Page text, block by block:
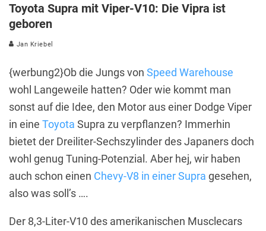
Toyota Supra mit Viper-V10: Die Vipra ist
geboren
Jan Kriebel
{werbung2}Ob die Jungs von Speed Warehouse
wohl Langeweile hatten? Oder wie kommt man
sonst auf die Idee, den Motor aus einer Dodge Viper
in eine Toyota Supra zu verpflanzen? Immerhin
bietet der Dreiliter-Sechszylinder des Japaners doch
wohl genug Tuning-Potenzial. Aber hej, wir haben
auch schon einen Chevy-V8 in einer Supra gesehen,
also was soll’s ….
Der 8,3-Liter-V10 des amerikanischen Musclecars